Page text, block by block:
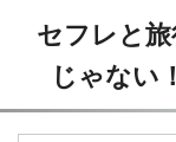
セフレと
じゃない